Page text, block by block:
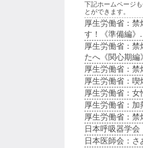
下記ホームページ
とができます。
厚生労働省：禁
す！《準備編》.
厚生労働省：
たへ《関心期編
厚生労働省：
厚生労働省：喫
厚生労働省：
厚生労働省：加
厚生労働省：禁
日本呼吸器学
日本医師会：